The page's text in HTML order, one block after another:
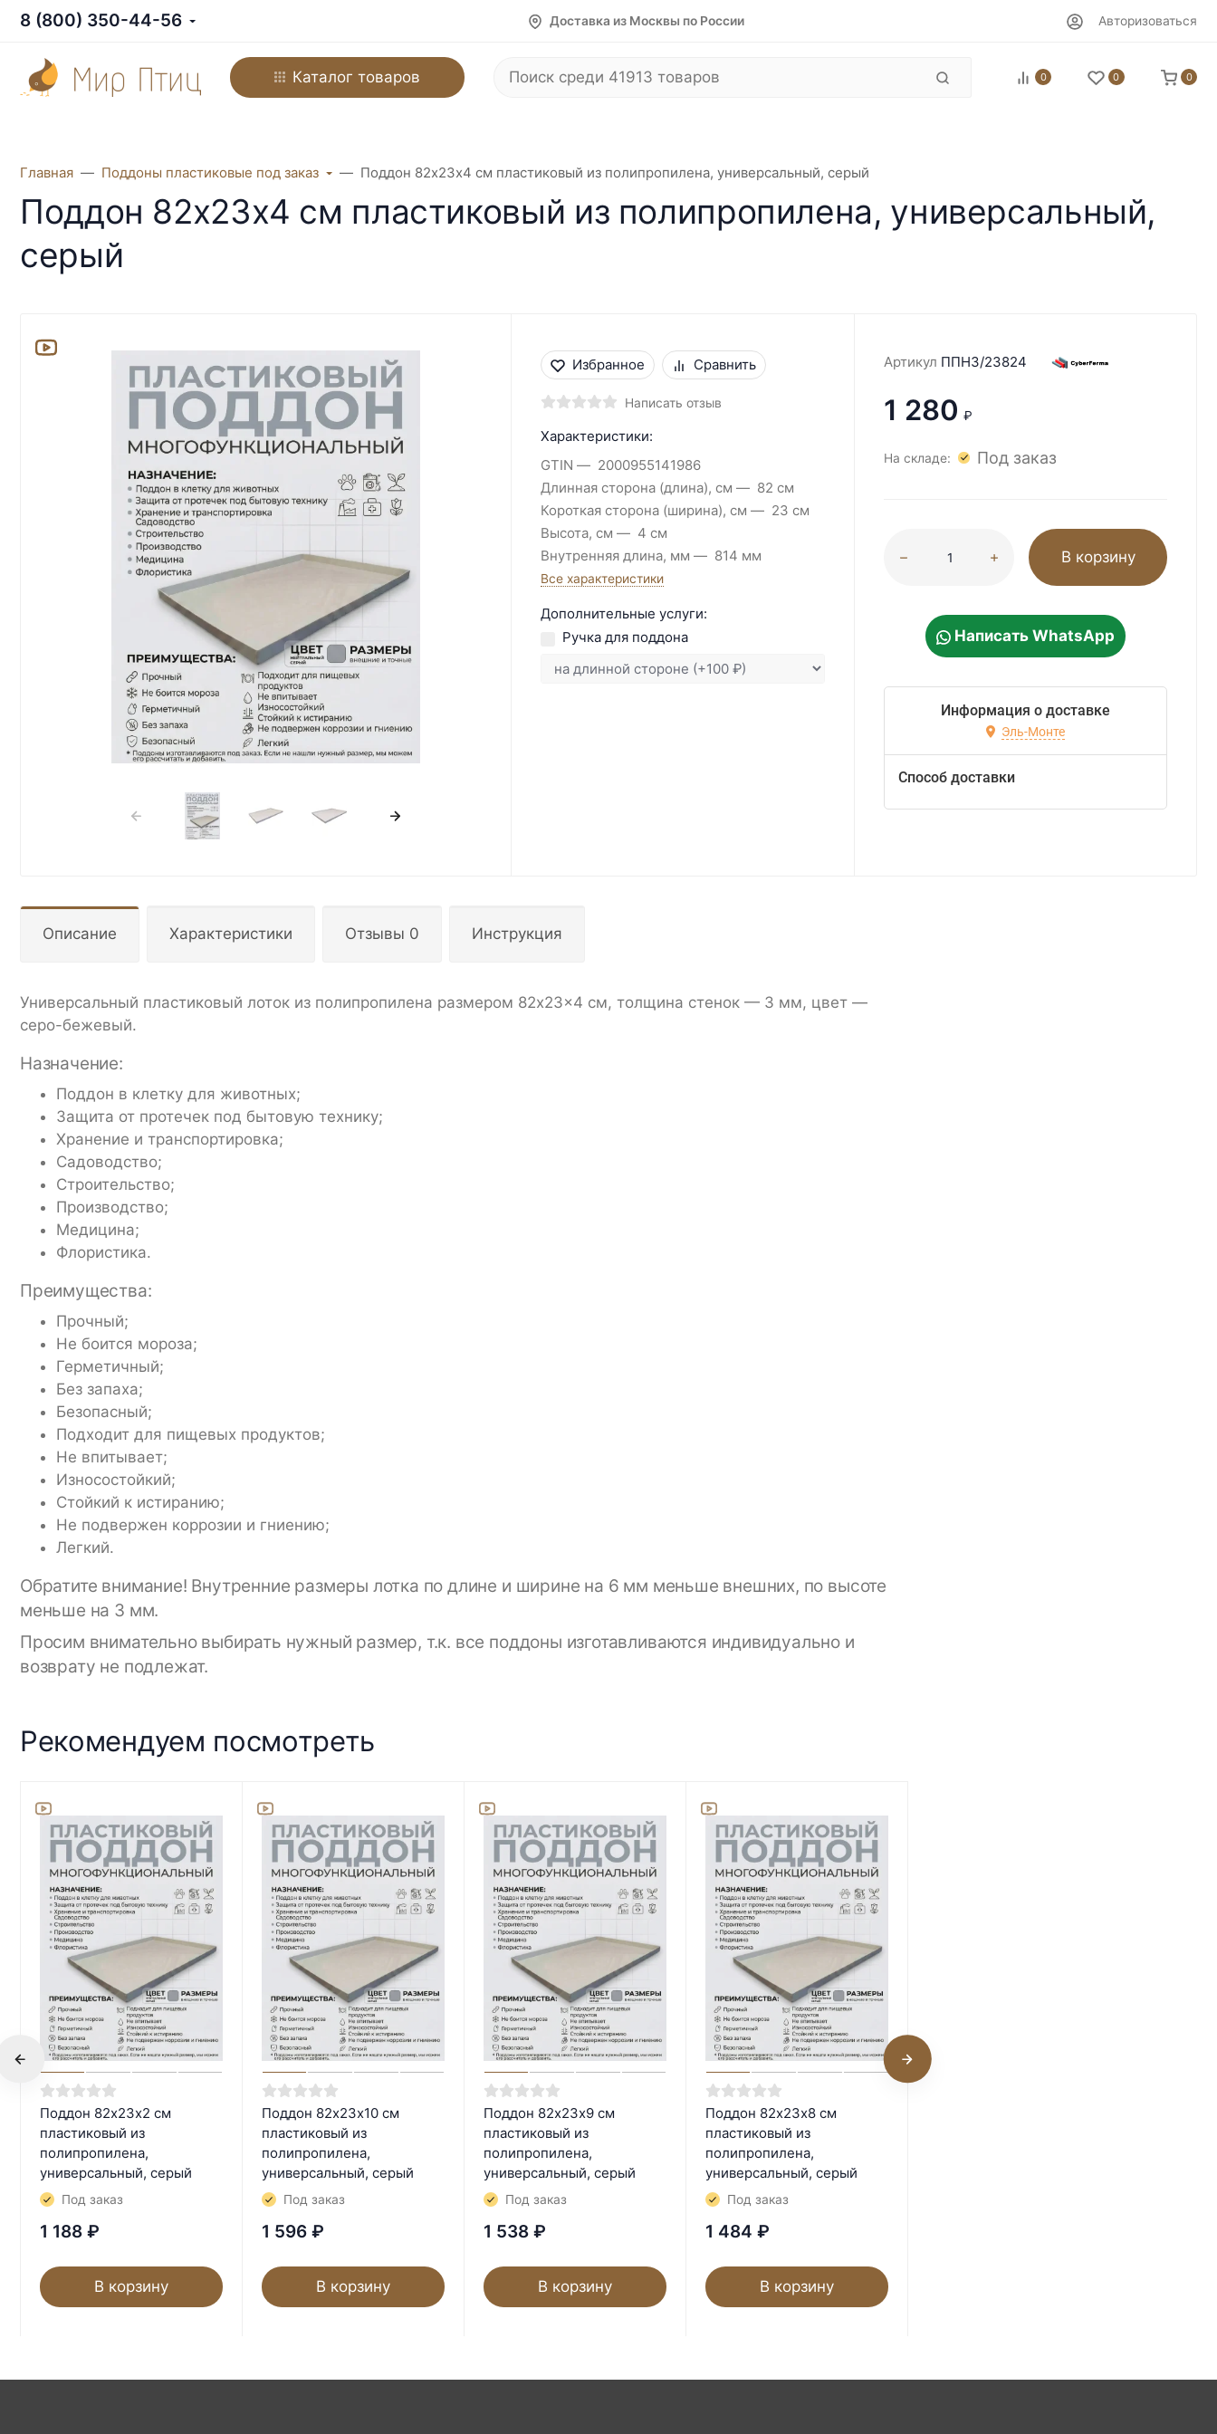
8 (800) 350-44-56 Доставка из Москвы по России Авторизоваться
Каталог товаров 0 0 0
Главная Поддоны пластиковые под заказ Поддон 82х23х4 см пластиковый из полипропилена, универсальный, серый
Поддон 82х23х4 см пластиковый из полипропилена, универсальный,
серый
Избранное Сравнить
Написать отзыв
Характеристики:
GTIN
2000955141986
Длинная сторона (длина), см
82 см
Короткая сторона (ширина), см
23 см
Высота, см
4 см
Внутренняя длина, мм
814 мм
Все характеристики
Дополнительные услуги:
Ручка для поддона
Артикул ППН3/23824
1 280 ₽
На складе: Под заказ
В корзину
Написать WhatsApp
Информация о доставке
Эль-Монте
Способ доставки
Описание Характеристики Отзывы 0 Инструкция
Универсальный пластиковый лоток из полипропилена размером 82x23x4 см, толщина стенок — 3 мм, цвет —
серо-бежевый.
Назначение:
Поддон в клетку для животных;
Защита от протечек под бытовую технику;
Хранение и транспортировка;
Садоводство;
Строительство;
Производство;
Медицина;
Флористика.
Преимущества:
Прочный;
Не боится мороза;
Герметичный;
Без запаха;
Безопасный;
Подходит для пищевых продуктов;
Не впитывает;
Износостойкий;
Стойкий к истиранию;
Не подвержен коррозии и гниению;
Легкий.
Обратите внимание! Внутренние размеры лотка по длине и ширине на 6 мм меньше внешних, по высоте
меньше на 3 мм.
Просим внимательно выбирать нужный размер, т.к. все поддоны изготавливаются индивидуально и
возврату не подлежат.
Рекомендуем посмотреть
Поддон 82х23х2 см
пластиковый из
полипропилена,
универсальный, серый
Под заказ
1 188 ₽
В корзину
Поддон 82х23х10 см
пластиковый из
полипропилена,
универсальный, серый
Под заказ
1 596 ₽
В корзину
Поддон 82х23х9 см
пластиковый из
полипропилена,
универсальный, серый
Под заказ
1 538 ₽
В корзину
Поддон 82х23х8 см
пластиковый из
полипропилена,
универсальный, серый
Под заказ
1 484 ₽
В корзину